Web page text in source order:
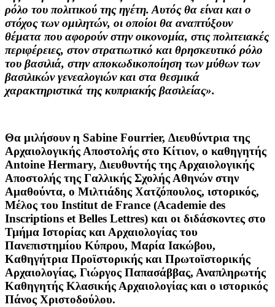
ρόλο του πολιτικού της ηγέτη. Αυτός θα είναι και ο
στόχος των ομιλητών, οι οποίοι θα αναπτύξουν
θέματα που αφορούν στην οικονομία, στις πολιτειακές
περιφέρειες, στον στρατιωτικό και θρησκευτικό ρόλο
του βασιλιά, στην αποκωδικοποίηση των μύθων των
βασιλικών γενεαλογιών και στα θεσμικά
χαρακτηριστικά της κυπριακής βασιλείας».
Θα μιλήσουν η Sabine Fourrier, Διευθύντρια της
Αρχαιολογικής Αποστολής στο Κίτιον, ο καθηγητής
Antoine Hermary, Διευθυντής της Αρχαιολογικής
Αποστολής της Γαλλικής Σχολής Αθηνών στην
Αμαθούντα, ο Μιλτιάδης Χατζόπουλος, ιστορικός,
Μέλος του Institut de France (Academie des
Inscriptions et Belles Lettres) και οι διδάσκοντες στο
Τμήμα Ιστορίας και Αρχαιολογίας του
Πανεπιστημίου Κύπρου, Μαρία Ιακώβου,
Καθηγήτρια Προϊστορικής και Πρωτοϊστορικής
Αρχαιολογίας, Γιώργος Παπασάββας, Αναπληρωτής
Καθηγητής Κλασικής Αρχαιολογίας και ο ιστορικός
Πάνος Χριστοδούλου.